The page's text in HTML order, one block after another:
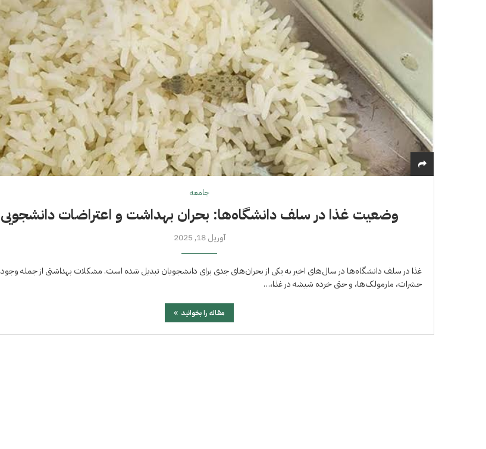
جامعه
وضعیت غذا در سلف دانشگاه‌ها: بحران بهداشت و اعتراضات دانشجویی
آوریل 18, 2025
غذا در سلف دانشگاه‌ها در سال‌های اخیر به یکی از بحران‌های جدی برای دانشجویان تبدیل شده است. مشکلات بهداشتی از جمله وجود
حشرات، مارمولک‌ها، و حتی خرده شیشه در غذا،…
مقاله را بخوانید